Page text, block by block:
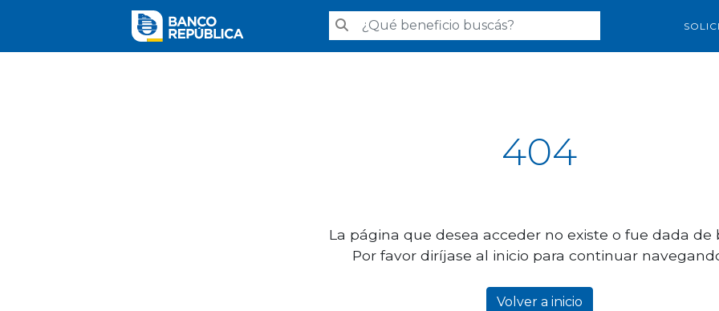
404
La página que desea acceder no existe o fue dada de
Por favor diríjase al inicio para continuar
Volver a inicio